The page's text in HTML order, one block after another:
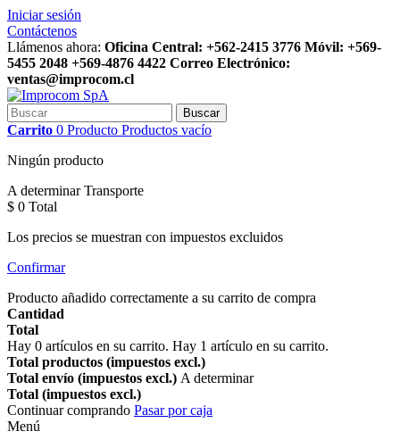
Iniciar sesión
Contáctenos
Llámenos ahora: Oficina Central: +562-2415 3776 Móvil: +569-
5455 2048 +569-4876 4422 Correo Electrónico:
ventas@improcom.cl
Buscar
Carrito 0 Producto Productos vacío
Ningún producto
A determinarTransporte
$ 0 Total
Los precios se muestran con impuestos excluidos
Confirmar
Producto añadido correctamente a su carrito de compra
Cantidad
Total
Hay 0 artículos en su carrito. Hay 1 artículo en su carrito.
Total productos (impuestos excl.)
Total envío (impuestos excl.) A determinar
Total (impuestos excl.)
Continuar comprando Pasar por caja
Menú